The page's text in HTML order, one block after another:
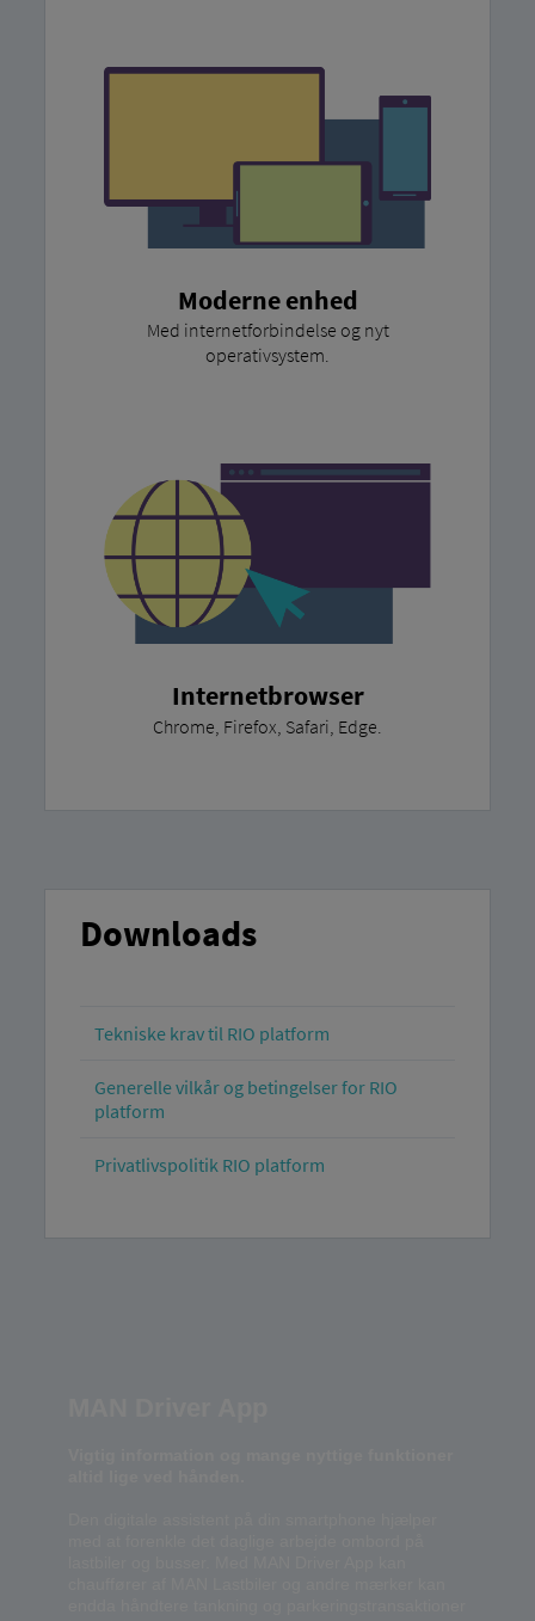
Moderne enhed
Med internetforbindelse og nyt
operativsystem.
Internetbrowser
Chrome, Firefox, Safari, Edge.
Downloads
Tekniske krav til RIO platform
Generelle vilkår og betingelser for RIO
platform
Privatlivspolitik RIO platform